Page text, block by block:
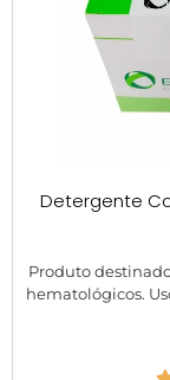
Detergente
Produto
hematológicos.